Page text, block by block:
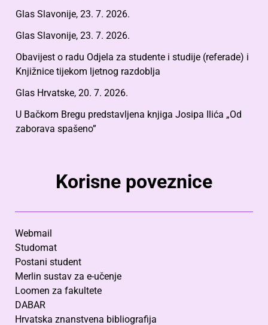
Glas Slavonije, 23. 7. 2026.
Glas Slavonije, 23. 7. 2026.
Obavijest o radu Odjela za studente i studije (referade) i
Knjižnice tijekom ljetnog razdoblja
Glas Hrvatske, 20. 7. 2026.
U Bačkom Bregu predstavljena knjiga Josipa Ilića „Od
zaborava spašeno”
Korisne poveznice
Webmail
Studomat
Postani student
Merlin sustav za e-učenje
Loomen za fakultete
DABAR
Hrvatska znanstvena bibliografija